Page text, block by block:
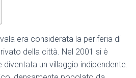
era considerata la periferia di
della città. Nel 2001 si è
un villaggio indipendente.